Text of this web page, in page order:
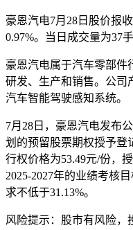
豪恩汽电7月28日股价报
0.97%。当日成交量为37
豪恩汽电属于汽车零部件
研发、生产和销售。公司
汽车智能驾驶感知系统。
7月28日，豪恩汽电发布
划的预留股票期权授予登
行权价格为53.49元/份，
2025-2027年的业绩考核
求不低于31.13%。
风险提示：股市有风险，